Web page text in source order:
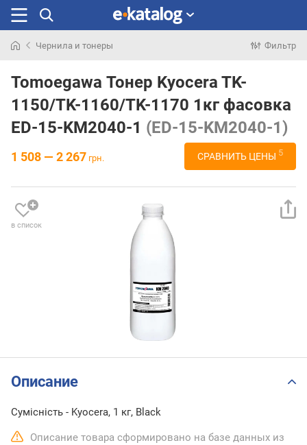
раньше
Чернила и тонеры Фильтр
Tomoegawa Тонер Kyocera TK-
1150/TK-1160/TK-1170 1кг фасовка
ED-15-KM2040-1 (ED-15-KM2040-1)
1 508 — 2 267 грн. СРАВНИТЬ ЦЕНЫ 5
в список
Описание
Сумісність - Kyocera, 1 кг, Black
Описание товара сформировано на базе данных из